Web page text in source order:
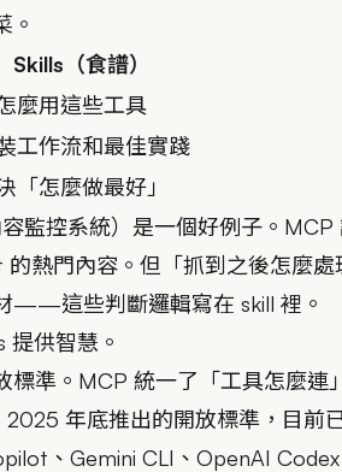
。
Skills（食譜）
麼用這些工具
工作流和最佳實踐
「怎麼做最好」
監控系統） 是一個好例子。MCP
的熱門內容。但「抓到之後怎麼
——這些判斷邏輯寫在 skill 裡。
提供智慧。
標準。MCP 統一了「工具怎麼
2025 年底推出的開放標準，目
、Gemini CLI、OpenAI